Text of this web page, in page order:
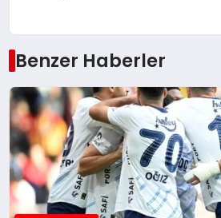
Benzer Haberler